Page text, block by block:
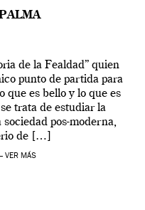
de la Fealdad” quien
punto de partida para
que es bello y lo que es
trata de estudiar la
pos-moderna,
de […]
VER MÁS